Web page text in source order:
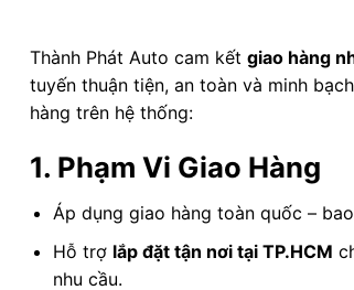
Thành Phát Auto cam kết giao hàng
tuyến thuận tiện, an toàn và minh
hàng trên hệ thống:
1. Phạm Vi Giao Hàng
Áp dụng giao hàng toàn quốc –
Hỗ trợ lắp đặt tận nơi tại TP.HCM
nhu cầu.